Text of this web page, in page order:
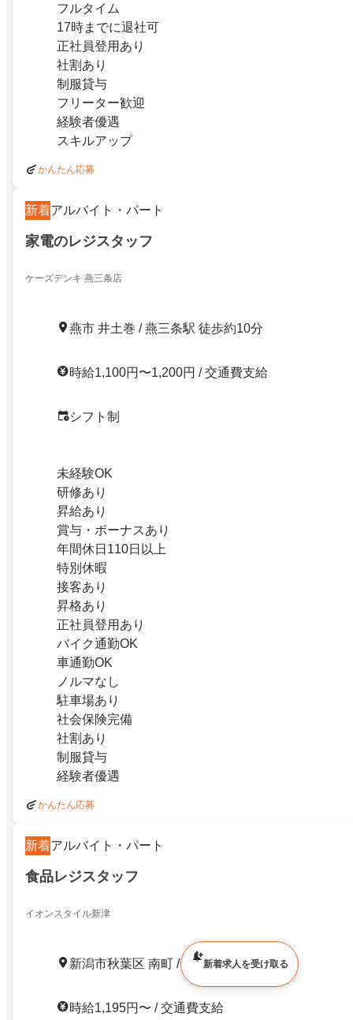
フルタイム
17時までに退社可
正社員登用あり
社割あり
制服貸与
フリーター歓迎
経験者優遇
スキルアップ
かんたん応募
新着アルバイト・パート
家電のレジスタッフ
ケーズデンキ 燕三条店
燕市 井土巻 / 燕三条駅 徒歩約10分
時給1,100円〜1,200円 / 交通費支給
シフト制
未経験OK
研修あり
昇給あり
賞与・ボーナスあり
年間休日110日以上
特別休暇
接客あり
昇格あり
正社員登用あり
バイク通勤OK
車通勤OK
ノルマなし
駐車場あり
社会保険完備
社割あり
制服貸与
経験者優遇
かんたん応募
新着アルバイト・パート
食品レジスタッフ
イオンスタイル新津
新潟市秋葉区 南町 / 新津駅 徒歩約20分
時給1,195円〜 / 交通費支給
新着求人を受け取る